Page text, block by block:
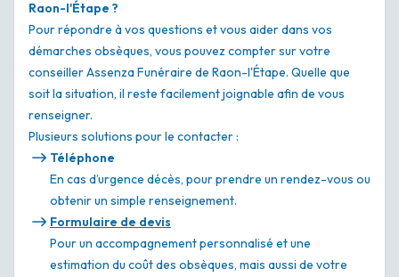
Raon-l'Étape ?
Pour répondre à vos questions et vous aider dans vos
démarches obsèques, vous pouvez compter sur votre
conseiller Assenza Funéraire de Raon-l'Étape. Quelle que
soit la situation, il reste facilement joignable afin de vous
renseigner.
Plusieurs solutions pour le contacter :
Téléphone
En cas d’urgence décès, pour prendre un rendez-vous ou
obtenir un simple renseignement.
Formulaire de devis
Pour un accompagnement personnalisé et une
estimation du coût des obsèques, mais aussi de votre